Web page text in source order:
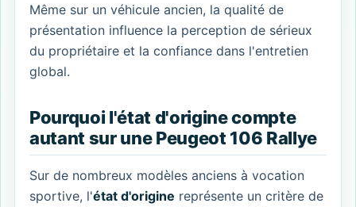
Même sur un véhicule ancien, la qualité de
présentation influence la perception de sérieux
du propriétaire et la confiance dans l'entretien
global.
Pourquoi l'état d'origine compte
autant sur une Peugeot 106 Rallye
Sur de nombreux modèles anciens à vocation
sportive, l'état d'origine représente un critère de